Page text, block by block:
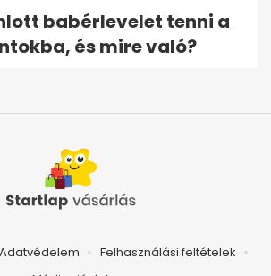
babérlevelet tenni a
és mire való?
Adatvédelem
Felhasználási feltételek